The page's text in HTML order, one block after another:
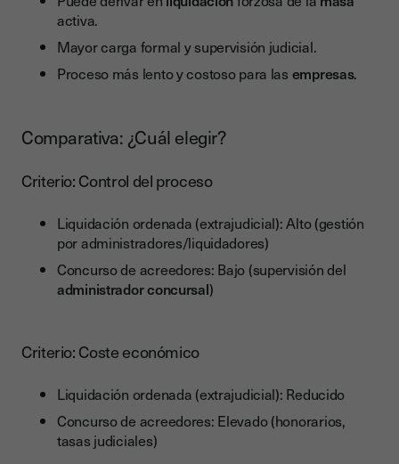
activa.
Mayor carga formal y supervisión judicial.
Proceso más lento y costoso para las empresas.
Comparativa: ¿Cuál elegir?
Criterio: Control del proceso
Liquidación ordenada (extrajudicial): Alto (gestión
por administradores/liquidadores)
Concurso de acreedores: Bajo (supervisión del
administrador concursal)
Criterio: Coste económico
Liquidación ordenada (extrajudicial): Reducido
Concurso de acreedores: Elevado (honorarios,
tasas judiciales)